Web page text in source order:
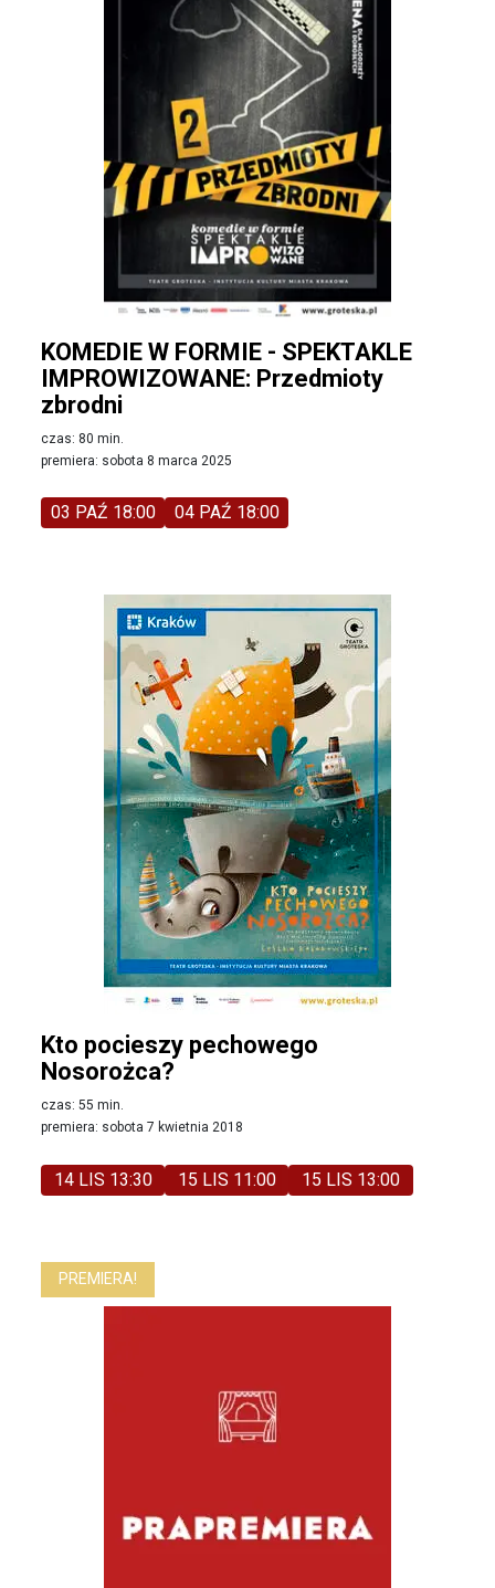
KOMEDIE W FORMIE - SPEKTAKLE
IMPROWIZOWANE: Przedmioty
zbrodni
czas: 80 min.
premiera: sobota 8 marca 2025
03 PAŹ 18:00 04 PAŹ 18:00
Kto pocieszy pechowego
Nosorożca?
czas: 55 min.
premiera: sobota 7 kwietnia 2018
14 LIS 13:30 15 LIS 11:00 15 LIS 13:00
PREMIERA!